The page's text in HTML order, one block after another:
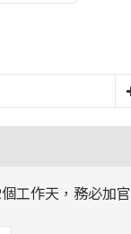
工作天，務必加官